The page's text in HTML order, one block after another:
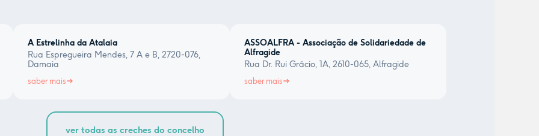
A Estrelinha da Atalaia
Rua Espregueira Mendes, 7 A e B, 2720-076,
Damaia
saber mais
ASSOALFRA - Associação de Solidariedade de
Alfragide
Rua Dr. Rui Grácio, 1A, 2610-065, Alfragide
saber mais
ver todas as creches do concelho